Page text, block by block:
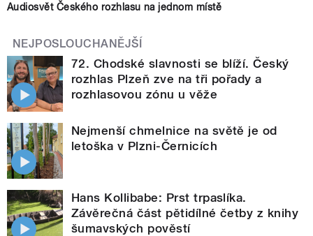
Audiosvět Českého rozhlasu na jednom místě
NEJPOSLOUCHANĚJŠÍ
72. Chodské slavnosti se blíží. Český
rozhlas Plzeň zve na tři pořady a
rozhlasovou zónu u věže
Nejmenší chmelnice na světě je od
letoška v Plzni-Černicích
Hans Kollibabe: Prst trpaslíka.
Závěrečná část pětidílné četby z knihy
šumavských pověstí